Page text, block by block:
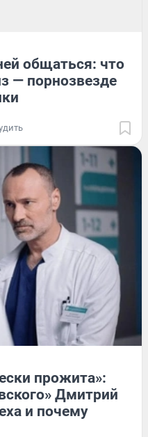
общаться: что
— порнозвезде
прожита»:
Дмитрий
и почему